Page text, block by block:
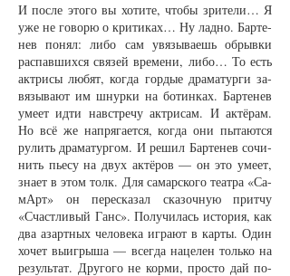
И пос­ле это­го вы хо­ти­те, что­бы зри­те­ли… Я
уже не го­во­рю о кри­ти­ках… Ну лад­но. Бар­те­
нев по­нял: ли­бо сам увя­зы­ва­ешь об­рыв­ки
рас­пав­ших­ся свя­зей вре­ме­ни, ли­бо… То есть
ак­три­сы лю­бят, ког­да гор­дые дра­ма­тур­ги за­
вя­зы­ва­ют им шнур­ки на бо­тин­ках. Бар­те­нев
уме­ет ид­ти на­встре­чу ак­три­сам. И ак­тёрам.
Но всё же на­пря­га­ет­ся, ког­да они пы­та­ют­ся
ру­лить дра­ма­тур­гом. И ре­шил Бар­те­нев со­чи­
нить пье­су на двух ак­тёров — он это уме­ет,
зна­ет в этом толк. Для са­мар­ско­го те­ат­ра «Са­
мАрт» он пе­ре­ска­зал ска­зоч­ную прит­чу
«Счаст­ли­вый Ганс». По­лу­чи­лась ис­то­рия, как
два азарт­ных че­ло­ве­ка иг­ра­ют в кар­ты. Один
хо­чет вы­иг­ры­ша — всег­да на­це­лен толь­ко на
ре­зуль­тат. Дру­го­го не кор­ми, прос­то дай по­